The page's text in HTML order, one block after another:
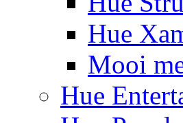
Hue
Mooi
Hue